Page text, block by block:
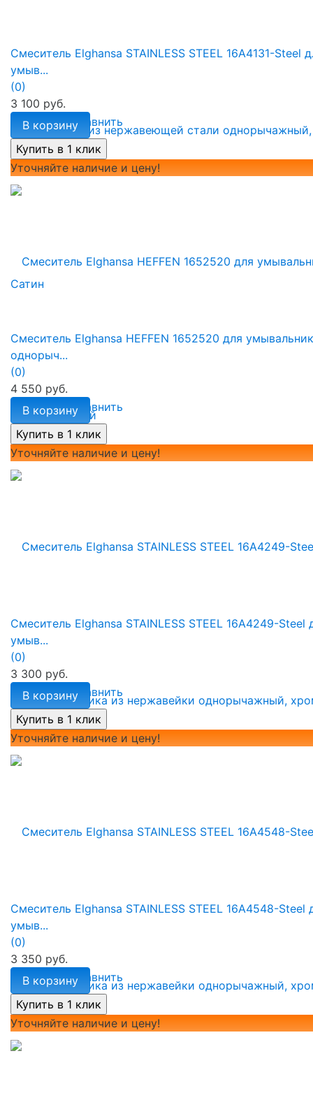
избранное сравнить
Смеситель Elghansa STAINLESS STEEL 16A4131-Steel
умыв...
(0)
3 100 руб.
В корзину
Уточняйте наличие и цену!
избранное сравнить
Смеситель Elghansa HEFFEN 1652520 для
однорыч...
(0)
4 550 руб.
В корзину
Уточняйте наличие и цену!
избранное сравнить
Смеситель Elghansa STAINLESS STEEL 16A4249-Steel
умыв...
(0)
3 300 руб.
В корзину
Уточняйте наличие и цену!
избранное сравнить
Смеситель Elghansa STAINLESS STEEL 16A4548-Steel
умыв...
(0)
3 350 руб.
В корзину
Уточняйте наличие и цену!